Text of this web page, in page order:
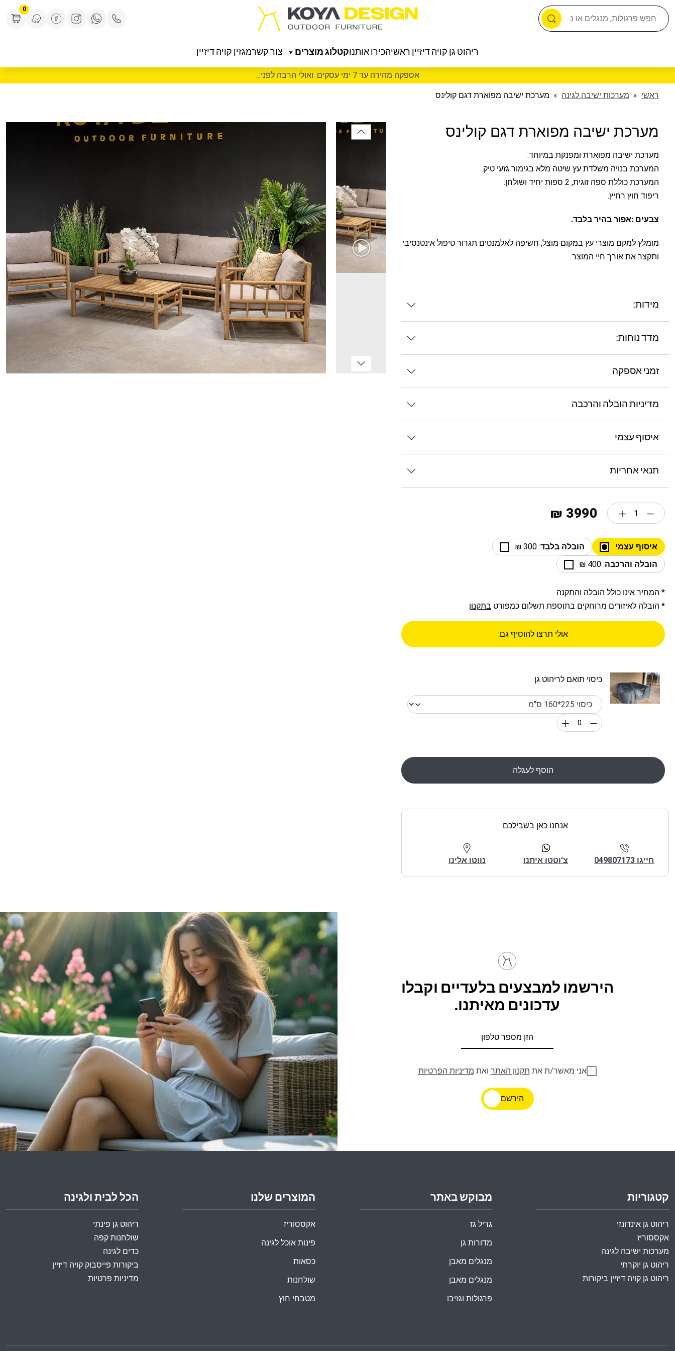
0
ריהוט גן קויה דיזיין ראשיהכירו אותנוקטלוג מוצרים צור קשרמגזין קויה דיזיין
אספקה מהירה עד 7 ימי עסקים. ואולי הרבה לפני...
ראשי » מערכות ישיבה לגינה » מערכת ישיבה מפוארת דגם קולינס
מערכת ישיבה מפוארת דגם קולינס
מערכת ישיבה מפוארת ומפנקת במיוחד.
המערכת בנויה משלדת עץ שיטה מלא בגימור גזעי טיק.
המערכת כוללת ספה זוגית, 2 ספות יחיד ושולחן.
ריפוד חוץ רחיץ.
צבעים :אפור בהיר בלבד.
מומלץ למקם מוצרי עץ במקום מוצל, חשיפה לאלמנטים תגרור טיפול אינטנסיבי
ותקצר את אורך חיי המוצר.
מידות:
מדד נוחות:
זמני אספקה
מדיניות הובלה והרכבה
איסוף עצמי
תנאי אחריות
3990 ₪
איסוף עצמי הובלה בלבד: 300 ₪
הובלה והרכבה: 400 ₪
* המחיר אינו כולל הובלה והתקנה
* הובלה לאיזורים מרוחקים בתוספת תשלום כמפורט בתקנון
אולי תרצו להוסיף גם:
כיסוי תואם לריהוט גן
הוסף לעגלה
אנחנו כאן בשבילכם
חייגו 049807173 צ'וטטו איתנו נווטו אלינו
הירשמו למבצעים בלעדיים וקבלו
עדכונים מאיתנו.
אני מאשר/ת את תקנון האתר ואת מדיניות הפרטיות
הירשם
הכל לבית ולגינה
ריהוט גן פינתי
שולחנות קפה
כדים לגינה
ביקורות פייסבוק קויה דיזיין
מדיניות פרטיות
המוצרים שלנו
אקססוריז
פינות אוכל לגינה
כסאות
שולחנות
מטבחי חוץ
מבוקש באתר
גריל גז
מדורות גן
מנגלים מאבן
מנגלים מאבן
פרגולות וגזיבו
קטגוריות
ריהוט גן אינדונזי
אקססוריז
מערכות ישיבה לגינה
ריהוט גן יוקרתי
ריהוט גן קויה דיזיין ביקורות